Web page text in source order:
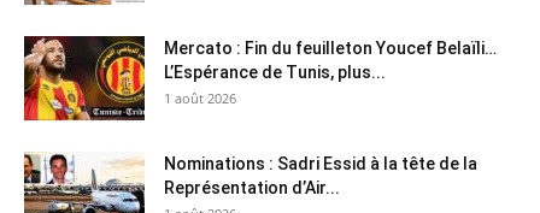
Mercato : Fin du feuilleton Youcef Belaïli…
L’Espérance de Tunis, plus...
1 août 2026
Nominations : Sadri Essid à la tête de la
Représentation d’Air...